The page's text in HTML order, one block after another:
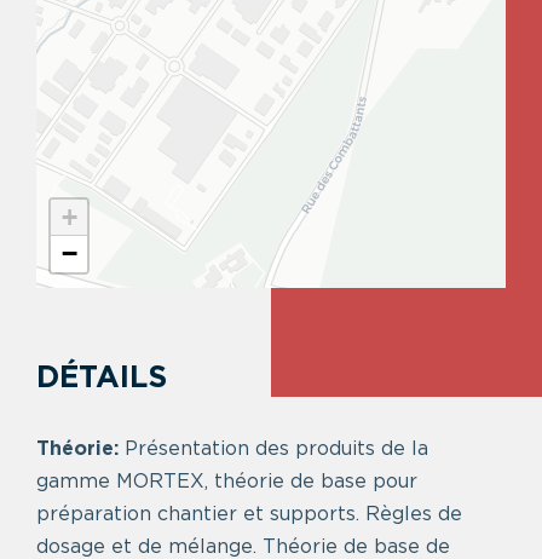
+
−
DÉTAILS
Théorie: Présentation des produits de la
gamme MORTEX, théorie de base pour
préparation chantier et supports. Règles de
dosage et de mélange. Théorie de base de